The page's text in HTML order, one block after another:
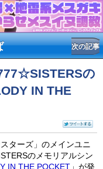
次の記事
の
IN THE
スターズ」のメインユニ
のメモリアルシン
IN THE POCKET 」が発